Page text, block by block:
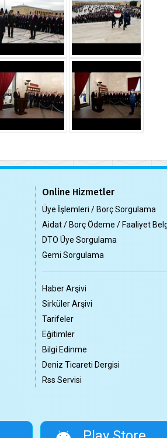
Online Hizmetler
Üye İşlemleri / Borç Sorgulama
Aidat / Borç Ödeme / Faaliyet
DTO Üye Sorgulama
Gemi Sorgulama
Haber Arşivi
Sirküler Arşivi
Tarifeler
Eğitimler
Bilgi Edinme
Deniz Ticareti Dergisi
Rss Servisi